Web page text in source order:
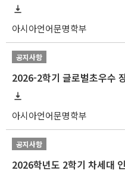
아시아언어문명학부
공지사항
아시아언어문명학부
공지사항